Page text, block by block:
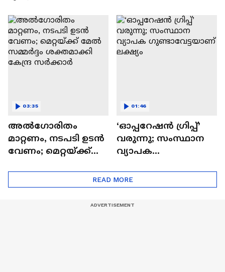
Arjun Aayanki | Kerala
Police
അൽഗോരിതം
മാറ്റണം, നടപടി ഉടൻ
വേണം; മെറ്റയ്ക്ക്
ശക്തമാക്കി കേന്ദ്ര
സർക്കാർ
03:35
‘ഓപ്പറേഷൻ ഗ്രിപ്പ്’
വരുന്നു; സംസ്ഥാന
വ്യാപക
ലക്ഷ്യം
01:46
READ MORE